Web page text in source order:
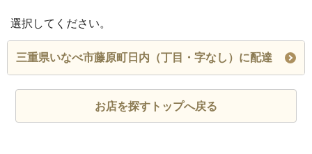
選択してください。
三重県いなべ市藤原町日内（丁目・字なし）に配達
お店を探すトップへ戻る